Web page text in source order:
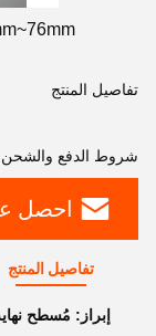
تفاصيل المنتج
شروط الدفع والشحن
احصل
تفاصيل المنتج
إبراز: مُسطح نهاية